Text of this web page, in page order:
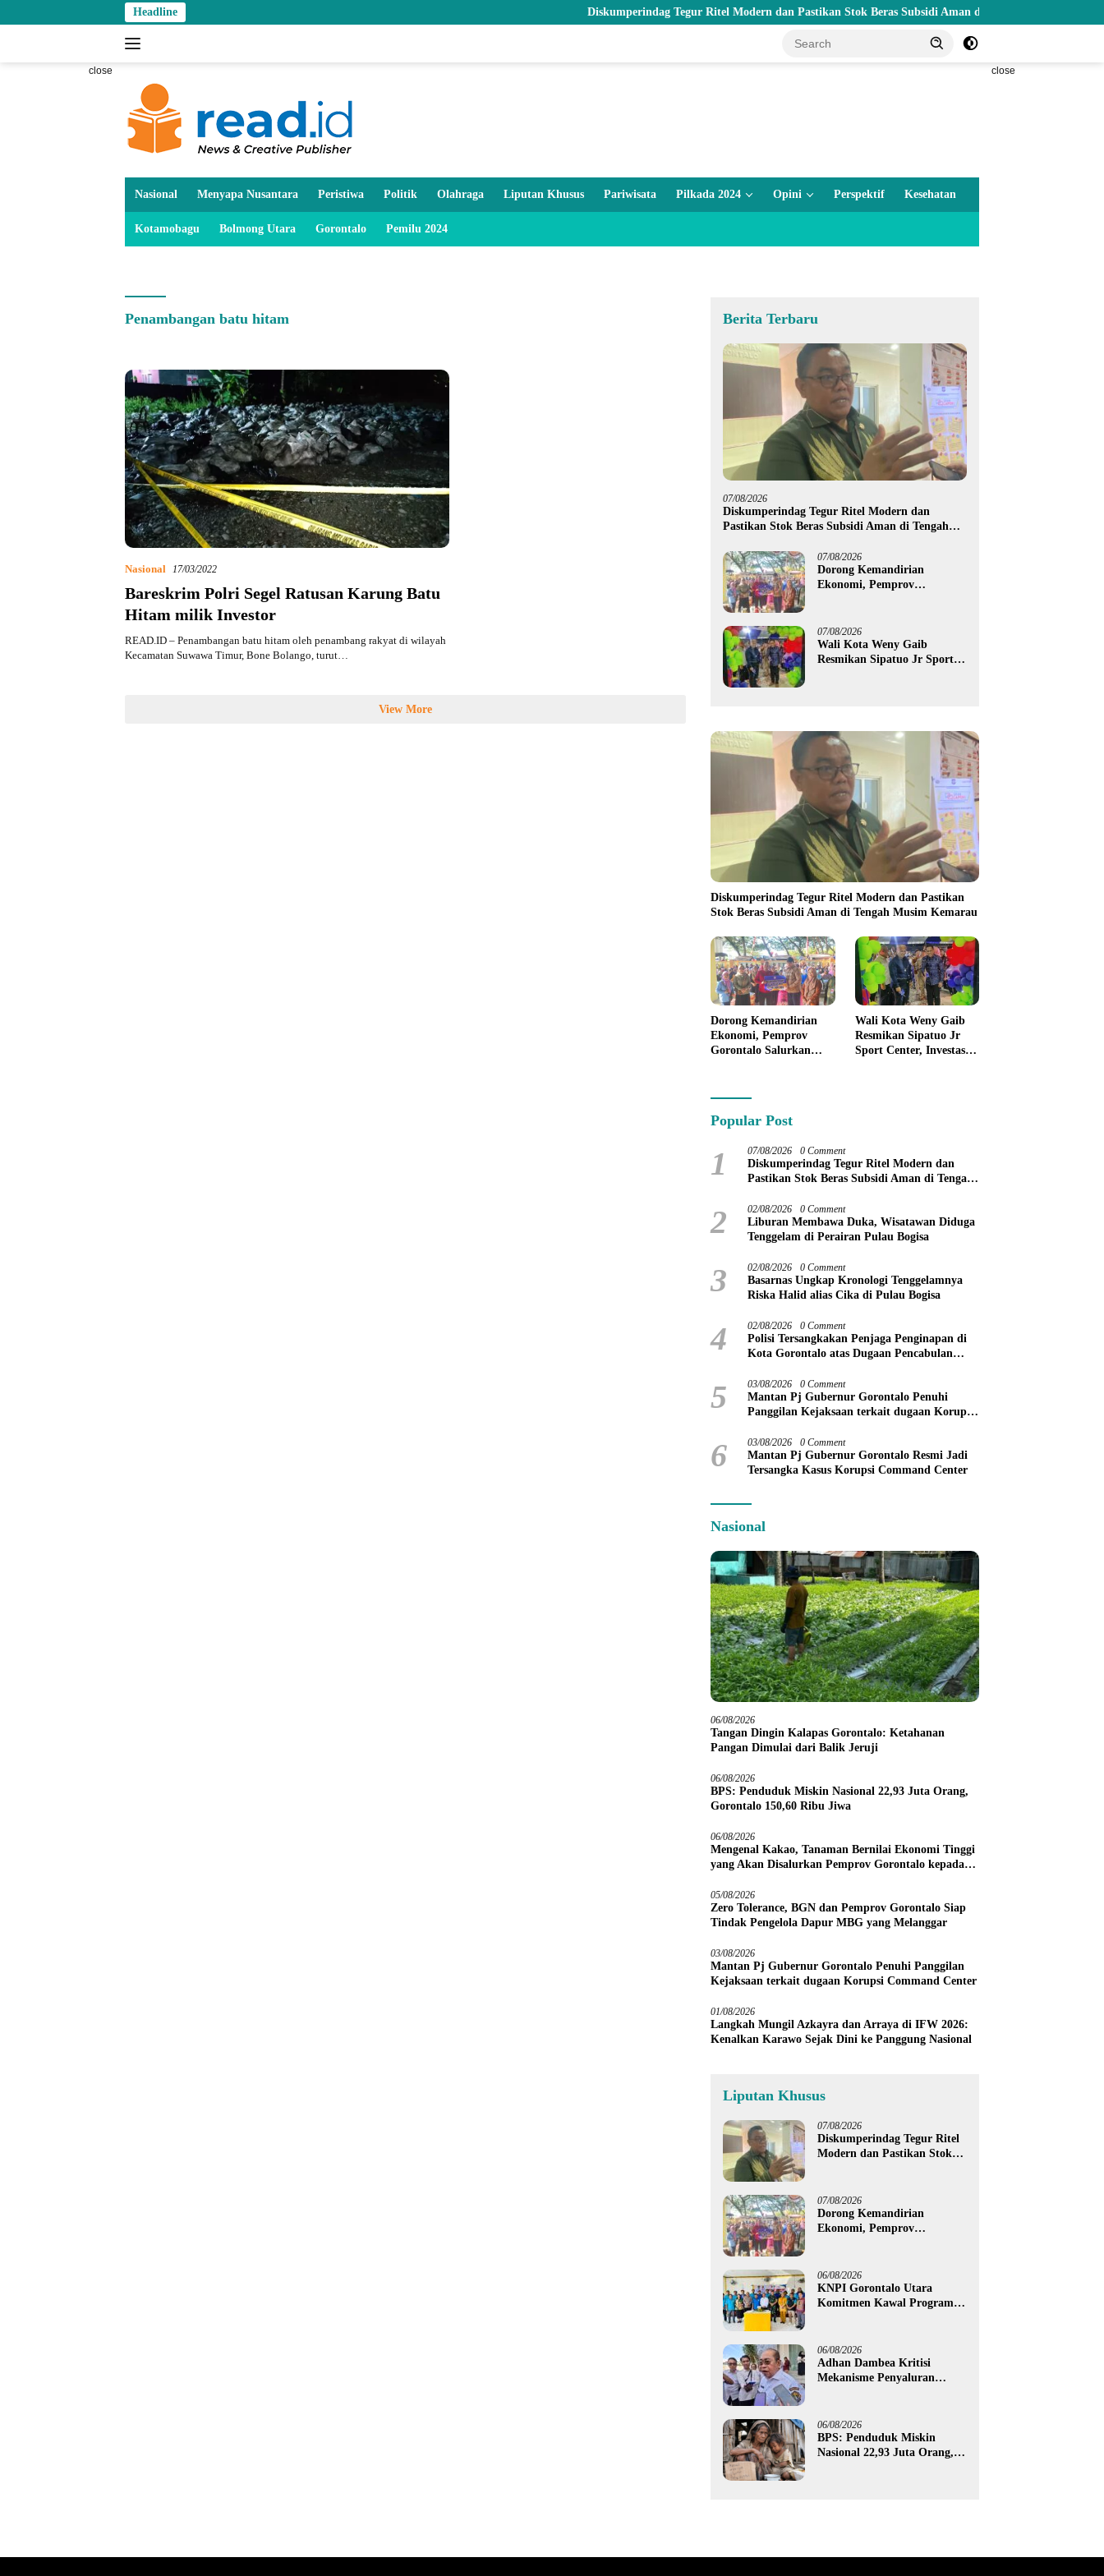
to
Headline Diskumperindag Tegur Ritel Modern dan Pastikan Stok Beras Subsidi Aman di Tengah Musim Kemarau
close close
Nasional Menyapa Nusantara Peristiwa Politik Olahraga Liputan Khusus Pariwisata Pilkada 2024 Opini Perspektif Kesehatan
Kotamobagu Bolmong Utara Gorontalo Pemilu 2024
Penambangan batu hitam
Nasional 17/03/2022
Bareskrim Polri Segel Ratusan Karung Batu
Hitam milik Investor
READ.ID – Penambangan batu hitam oleh penambang rakyat di wilayah
Kecamatan Suwawa Timur, Bone Bolango, turut…
View More
Berita Terbaru
07/08/2026
Diskumperindag Tegur Ritel Modern dan
Pastikan Stok Beras Subsidi Aman di Tengah
07/08/2026
Dorong Kemandirian
Ekonomi, Pemprov
untuk 395 Pelaku Usaha
07/08/2026
Wali Kota Weny Gaib
Resmikan Sipatuo Jr Sport
Diskumperindag Tegur Ritel Modern dan Pastikan
Stok Beras Subsidi Aman di Tengah Musim Kemarau
Dorong Kemandirian
Ekonomi, Pemprov
Gorontalo Salurkan
Pelaku Usaha
Wali Kota Weny Gaib
Resmikan Sipatuo Jr
Sport Center, Investasi
Popular Post
1 07/08/2026 0 Comment
Diskumperindag Tegur Ritel Modern dan
Pastikan Stok Beras Subsidi Aman di Tengah
2 02/08/2026 0 Comment
Liburan Membawa Duka, Wisatawan Diduga
Tenggelam di Perairan Pulau Bogisa
3 02/08/2026 0 Comment
Basarnas Ungkap Kronologi Tenggelamnya
Riska Halid alias Cika di Pulau Bogisa
4 02/08/2026 0 Comment
Polisi Tersangkakan Penjaga Penginapan di
Kota Gorontalo atas Dugaan Pencabulan
5 03/08/2026 0 Comment
Mantan Pj Gubernur Gorontalo Penuhi
Panggilan Kejaksaan terkait dugaan Korupsi
6 03/08/2026 0 Comment
Mantan Pj Gubernur Gorontalo Resmi Jadi
Tersangka Kasus Korupsi Command Center
Nasional
06/08/2026
Tangan Dingin Kalapas Gorontalo: Ketahanan
Pangan Dimulai dari Balik Jeruji
06/08/2026
BPS: Penduduk Miskin Nasional 22,93 Juta Orang,
Gorontalo 150,60 Ribu Jiwa
06/08/2026
Mengenal Kakao, Tanaman Bernilai Ekonomi Tinggi
yang Akan Disalurkan Pemprov Gorontalo kepada
05/08/2026
Zero Tolerance, BGN dan Pemprov Gorontalo Siap
Tindak Pengelola Dapur MBG yang Melanggar
03/08/2026
Mantan Pj Gubernur Gorontalo Penuhi Panggilan
Kejaksaan terkait dugaan Korupsi Command Center
01/08/2026
Langkah Mungil Azkayra dan Arraya di IFW 2026:
Kenalkan Karawo Sejak Dini ke Panggung Nasional
Liputan Khusus
07/08/2026
Diskumperindag Tegur Ritel
Modern dan Pastikan Stok
07/08/2026
Dorong Kemandirian
Ekonomi, Pemprov
untuk 395 Pelaku Usaha
06/08/2026
KNPI Gorontalo Utara
Komitmen Kawal Program
06/08/2026
Adhan Dambea Kritisi
Mekanisme Penyaluran
06/08/2026
BPS: Penduduk Miskin
Nasional 22,93 Juta Orang,